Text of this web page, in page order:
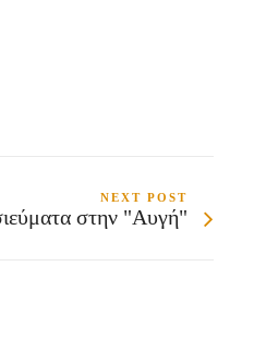
NEXT POST
στην "Αυγή"